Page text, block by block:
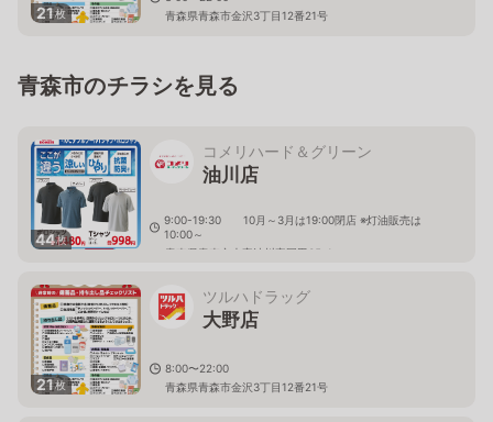
21枚
青森県青森市金沢3丁目12番21号
青森市のチラシを見る
44枚
コメリハード＆グリーン
油川店
9:00-19:30 10月～3月は19:00閉店 ※灯油販売は
10:00～
青森県青森市大字油川字岡田35-1
21枚
ツルハドラッグ
大野店
8:00〜22:00
青森県青森市金沢3丁目12番21号